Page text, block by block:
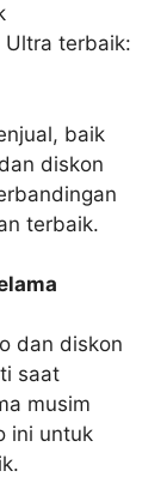
Ultra terbaik:
baik
diskon
terbaik.
dan diskon
saat
musim
ini untuk